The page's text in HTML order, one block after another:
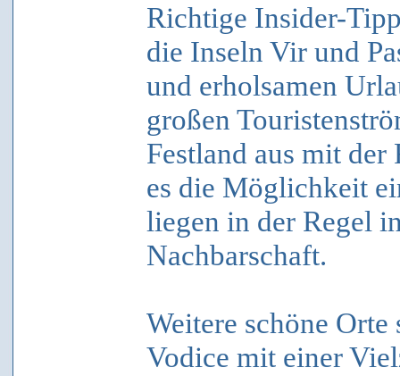
Richtige Insider-
die Inseln Vir und
und erholsamen
großen
Festland aus mit
es die Möglichkeit
liegen in der Regel
Nachbarschaft.
Weitere schöne
Vodice mit einer